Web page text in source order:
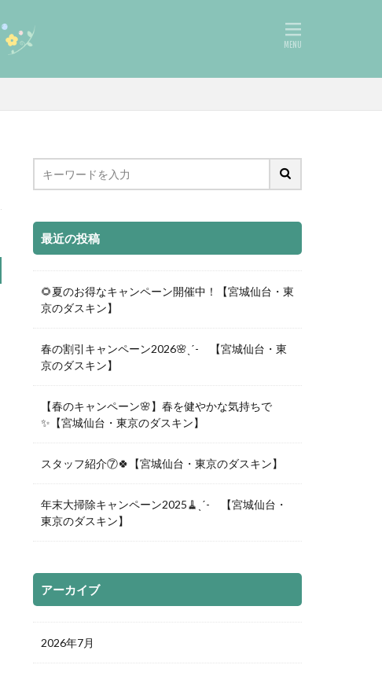
最近の投稿
🌻夏のお得なキャンペーン開催中！【宮城仙台・東
京のダスキン】
春の割引キャンペーン2026🌸ˎˊ- 【宮城仙台・東
京のダスキン】
【春のキャンペーン🌸】春を健やかな気持ちで
✨【宮城仙台・東京のダスキン】
スタッフ紹介⑦🍀【宮城仙台・東京のダスキン】
年末大掃除キャンペーン2025🧹ˎˊ- 【宮城仙台・
東京のダスキン】
アーカイブ
2026年7月